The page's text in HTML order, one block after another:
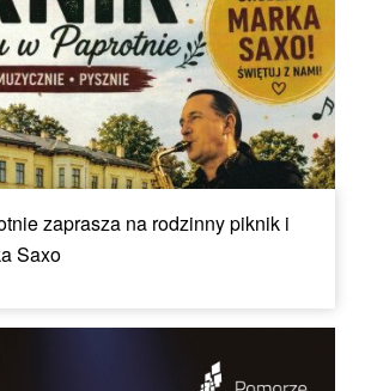
zaprasza na rodzinny piknik i
Saxo